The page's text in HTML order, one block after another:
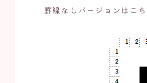
罫線なしバージョンはこ